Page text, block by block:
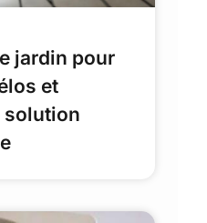
jardin pour
et
solution